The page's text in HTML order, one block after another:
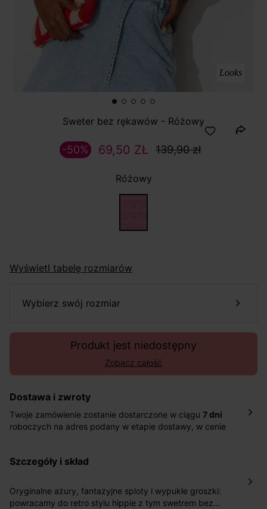
Looks
Sweter bez rękawów - Różowy
69,50 ZŁ 139,90 zł
-50%
Różowy
Wyświetl tabelę rozmiarów
wybierz swój rozmiar
Produkt jest niedostępny
Zobacz całość
Dostawa i zwroty
Twoje zamówienie zostanie dostarczone w ciągu 7 dni
roboczych na adres podany w etapie dostawy, w cenie
pośrednictwem DHL Express.
roboczych do wybranego przez Ciebie paczkomatu , a
koszt przesyłki wynosi 9,40 zł.
szczegóły i skład
Oryginalne ażury, fantazyjne sploty i wypukłe groszki:
powracamy do retro stylu hippie z tym swetrem bez